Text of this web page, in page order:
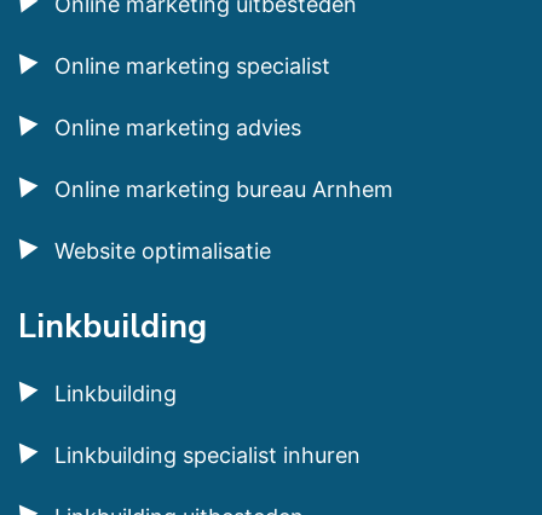
Online marketing specialist
Online marketing advies
Online marketing bureau Arnhem
Website optimalisatie
Linkbuilding
Linkbuilding
Linkbuilding specialist inhuren